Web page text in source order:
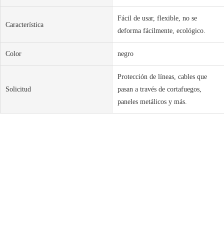
Característica
Fácil de usar, flexible, no se
deforma fácilmente, ecológico.
Color negro
Solicitud
Protección de líneas, cables que
pasan a través de cortafuegos,
paneles metálicos y más.